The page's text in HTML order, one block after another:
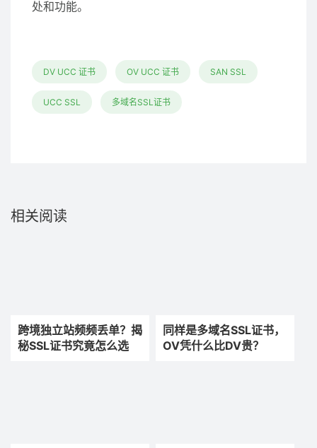
处和功能。
DV UCC 证书 OV UCC 证书 SAN SSL
UCC SSL 多域名SSL证书
相关阅读
跨境独立站频频丢单？揭
秘SSL证书究竟怎么选
同样是多域名SSL证书，
OV凭什么比DV贵？